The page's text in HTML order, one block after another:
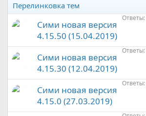
Перелинковка тем
Сими новая версия
4.15.50 (15.04.2019)
Ответы
Сими новая версия
4.15.30 (12.04.2019)
Ответы
Сими новая версия
4.15.0 (27.03.2019)
Ответы